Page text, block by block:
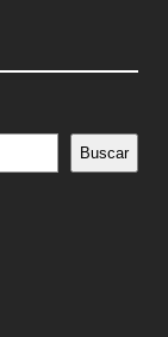
Buscar